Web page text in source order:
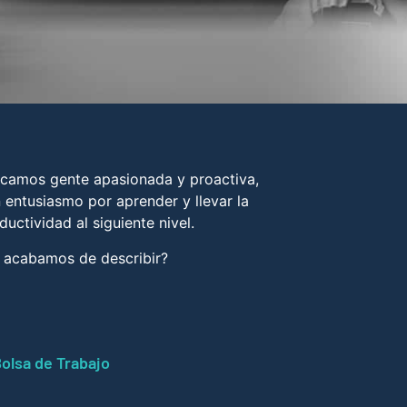
gente apasionada y proactiva,
entusiasmo por aprender y llevar la
al siguiente nivel.
acabamos de describir?
de Trabajo